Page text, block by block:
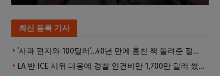
최신 등록 기사
‘사과 편지와 100달러’…40년 만에 훔친 책 돌려준 절도범
LA 반 ICE 시위 대응에 경찰 인건비만 1,700만 달러 썼다.